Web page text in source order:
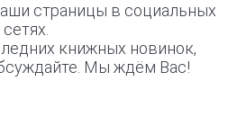
страницы в социальных
сетях.
книжных новинок,
Мы ждём Вас!